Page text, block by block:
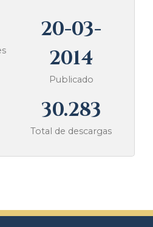
20-03-
2014
Publicado
30.283
Total de descargas